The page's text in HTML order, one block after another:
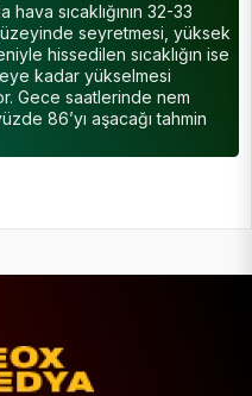
hava sıcaklığının 32-33
seyretmesi, yüksek
hissedilen sıcaklığın ise
kadar yükselmesi
Gece saatlerinde nem
86’yı aşacağı tahmin